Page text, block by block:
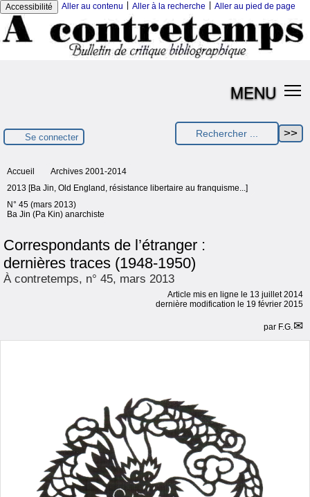
Accessibilité Aller au contenu Aller à la recherche Aller au pied de page
MENU
Se connecter
Accueil
Archives 2001-2014
2013 [Ba Jin, Old England, résistance libertaire au franquisme...]
N° 45 (mars 2013)
Ba Jin (Pa Kin) anarchiste
Correspondants de l’étranger :
dernières traces (1948-1950)
À contretemps, n° 45, mars 2013
Article mis en ligne le 13 juillet 2014
dernière modification le 19 février 2015
par F.G.